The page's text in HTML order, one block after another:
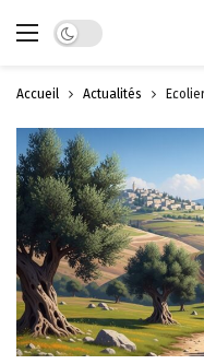
Dark mode
Accueil Actualités